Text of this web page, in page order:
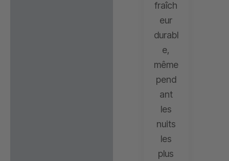
fraîch
eur
durabl
e,
même
pend
ant
les
nuits
les
plus